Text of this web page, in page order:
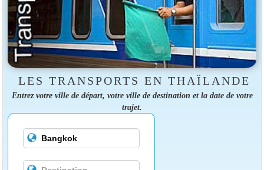
LES TRANSPORTS EN THAÏLANDE
Entrez votre ville de départ, votre ville de destination et la date de votre
trajet.